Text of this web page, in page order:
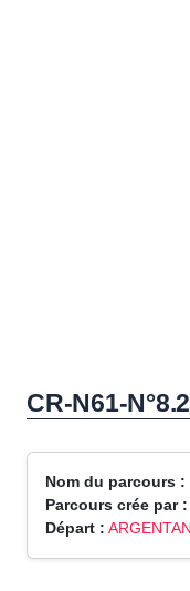
CR-N61-
Nom du parcours :
Parcours crée par :
Départ : ARGENTAN